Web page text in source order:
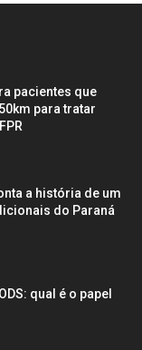
pacientes que
para tratar
a história de um
do Paraná
qual é o papel